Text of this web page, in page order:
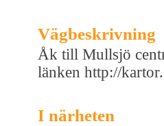
Vägbeskrivning
Åk till Mullsjö
länken http://
I närheten